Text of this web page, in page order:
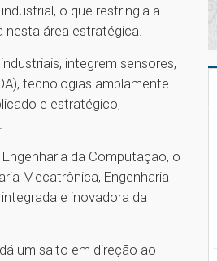
o que restringia a
nesta área estratégica.
integrem sensores,
tecnologias amplamente
e estratégico,
da Computação, o
Mecatrônica, Engenharia
e inovadora da
um salto em direção ao